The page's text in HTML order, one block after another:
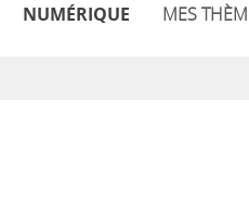
NUMÉRIQUE MES